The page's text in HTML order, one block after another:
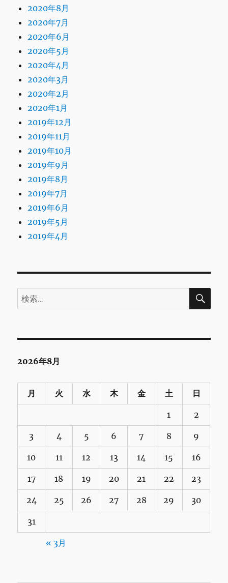
2020年8月
2020年7月
2020年6月
2020年5月
2020年4月
2020年3月
2020年2月
2020年1月
2019年12月
2019年11月
2019年10月
2019年9月
2019年8月
2019年7月
2019年6月
2019年5月
2019年4月
検
索:
検
2026年8月
月 火 水 木 金 土 日
1 2
3 4 5 6 7 8 9
10 11 12 13 14 15 16
17 18 19 20 21 22 23
24 25 26 27 28 29 30
31
« 3月